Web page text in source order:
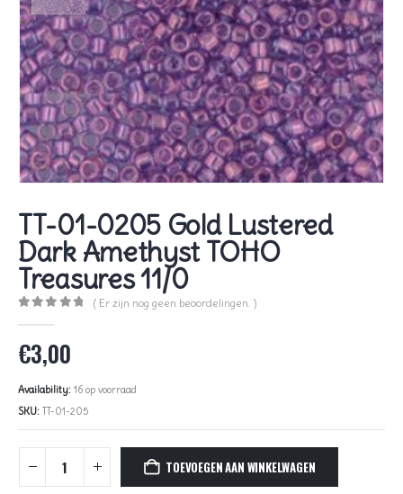
TT-01-0205 Gold Lustered
Dark Amethyst TOHO
Treasures 11/0
( Er zijn nog geen beoordelingen. )
€3,00
Availability: 16 op voorraad
SKU: TT-01-205
TOEVOEGEN AAN WINKELWAGEN